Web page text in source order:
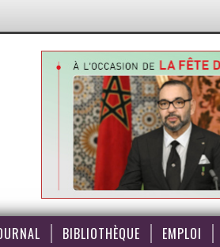
BIBLIOTHÈQUE EMPLOI